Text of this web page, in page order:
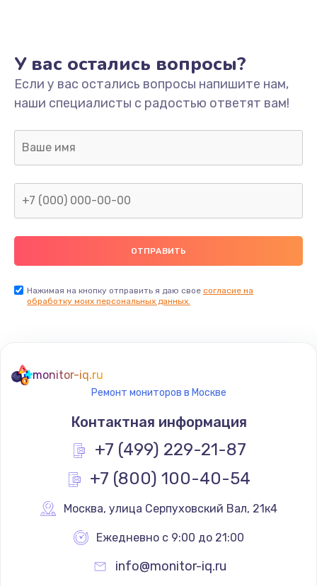
Заказать
Не включается
Нет звука
Не видит флешку
400 руб.
Заказать
Не сопряжается с устройством
900 руб.
Заказать
Помехи и искажение звука
900 руб.
Заказать
У вас остались вопросы?
Если у вас остались вопросы напишите нам,
наши специалисты с радостью ответят вам!
Нажимая на кнопку отправить я даю свое согласие на
обработку моих персональных данных.
monitor-iq.ru
Ремонт мониторов в Москве
Контактная информация
+7 (499) 229-21-87
+7 (800) 100-40-54
Москва, улица Серпуховский Вал, 21к4
Ежедневно с 9:00 до 21:00
info@monitor-iq.ru